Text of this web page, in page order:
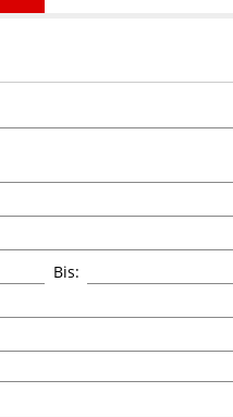
Bis: